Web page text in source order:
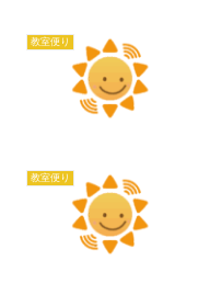
教室便り
教室便り